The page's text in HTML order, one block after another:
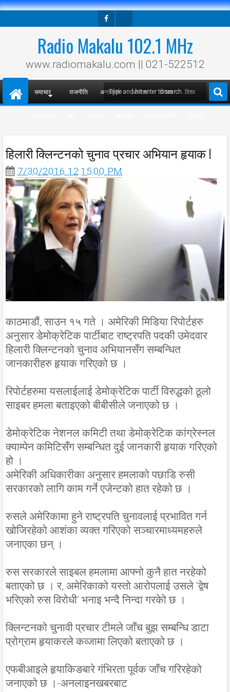
Radio Makalu 102.1 MHz
www.radiomakalu.com || 021-522512
समाचार राजनीति अन्तर्वार्ता अपराध विचार विश्व
हिलारी क्लिन्टनको चुनाव प्रचार अभियान हृयाक !
7/30/2016 12:15:00 PM
काठमाडौं, साउन १५ गते । अमेरिकी मिडिया रिपोर्टहरु
अनुसार डेमोक्रेटिक पार्टीबाट राष्ट्रपति पदकी उमेदवार
हिलारी क्लिन्टनको चुनाव अभियानसँग सम्बन्धित
जानकारीहरु हृयाक गरिएको छ ।
रिपोर्टहरुमा यसलाईलाई डेमोक्रेटिक पार्टी विरुद्धको ठूलो
साइबर हमला बताइएको बीबीसीले जनाएको छ ।
डेमोक्रेटिक नेशनल कमिटी तथा डेमोक्रेटिक कांग्रेस्नल
क्याम्पेन कमिटिसँग सम्बन्धित दुई जानकारी हृयाक गरिएको
हो ।
अमेरिकी अधिकारीका अनुसार हमलाको पछाडि रुसी
सरकारको लागि काम गर्ने एजेन्टको हात रहेको छ ।
रुसले अमेरिकामा हुने राष्ट्रपति चुनावलाई प्रभावित गर्न
खोजिरहेको आशंका व्यक्त गरिएको सञ्चारमाध्यमहरुले
जनाएका छन् ।
रुस सरकारले साइबल हमलामा आफ्नो कुनै हात नरहेको
बताएको छ । र, अमेरिकाको यस्तो आरोपलाई उसले ‘द्वेष
भरिएको रुस विरोधी’ भनाइ भन्दै निन्दा गरकेो छ ।
क्लिन्टनको चुनावी प्रचार टीमले जाँच बुझ सम्बन्धि डाटा
प्रोग्राम हृयाकरले कव्जामा लिएको बताएको छ ।
एफबीआइले हृयाकिङबारे गंभिरता पूर्वक जाँच गरिरहेको
जनाएको छ ।-अनलाइनखबरबाट